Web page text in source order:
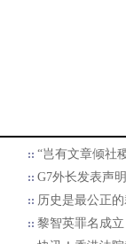
“岂有文章倾社
G7外长发表声
历史是最公正
黎智英罪名成